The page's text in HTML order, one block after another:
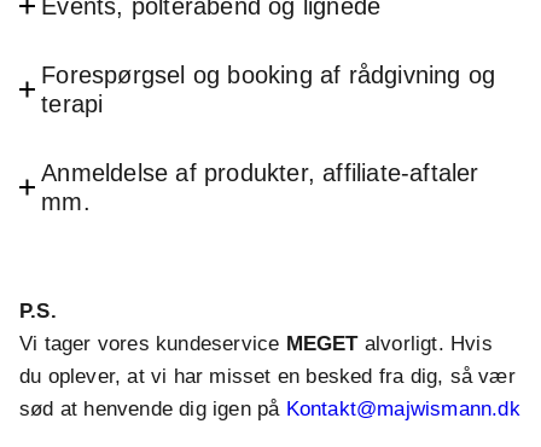
Events, polterabend og lignede
Forespørgsel og booking af rådgivning og
terapi
Anmeldelse af produkter, affiliate-aftaler
mm.
P.S.
Vi tager vores kundeservice MEGETalvorligt. Hvis
du oplever, at vi har misset en besked fra dig, så vær
sød at henvende dig igen på Kontakt@majwismann.dk